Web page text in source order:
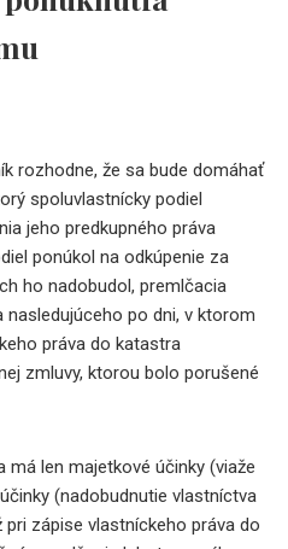
rozhodne, že sa bude domáhať
spoluvlastnícky podiel
jeho predkupného práva
ponúkol na odkúpenie za
ho nadobudol, premlčacia
po dni, v ktorom
práva do katastra
zmluvy, ktorou bolo porušené
len majetkové účinky (viaže
(nadobudnutie vlastníctva
zápise vlastníckeho práva do